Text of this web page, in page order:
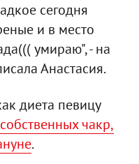
сегодня
и в место
умираю", - на
Анастасия.
диета певицу
чакр,
.